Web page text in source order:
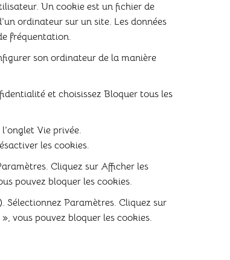
Un cookie est un fichier de
ordinateur sur un site. Les données
fréquentation.
son ordinateur de la manière
et choisissez Bloquer tous les
Vie privée.
les cookies.
Cliquez sur Afficher les
pouvez bloquer les cookies.
Paramètres. Cliquez sur
vous pouvez bloquer les cookies.